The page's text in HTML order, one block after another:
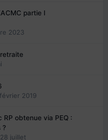
partie I
2023
2019
obtenue via PEQ :
?
28 juillet